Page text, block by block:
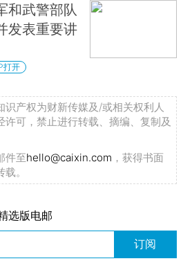
和武警部队
发表重要讲
打开
识产权为财新传媒及/或相关权利人
许可，禁止进行转载、摘编、复制及
件至hello@caixin.com ，获得书面
。
选版电邮
订阅